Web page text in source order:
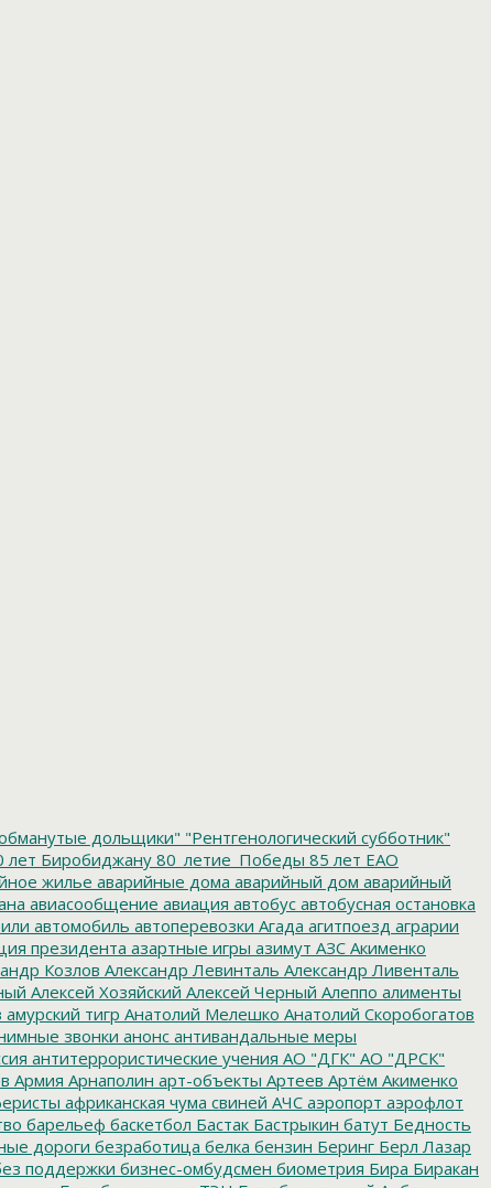
дольщики" "Рентгенологический субботник"
лет Биробиджану80_летие_Победы 85 лет ЕАО
жилье аварийные дома аварийный дом аварийный
авиасообщение авиация автобус автобусная остановка
автомобиль автоперевозки Агада агитпоезд аграрии
президента азартные игры азимут АЗС Акименко
Козлов Александр Левинталь Александр Ливенталь
Алексей Хозяйский Алексей Черный Алеппо алименты
амурский тигр Анатолий Мелешко Анатолий Скоробогатов
звонки анонс антивандальные меры
антитеррористические учения АО "ДГК" АО "ДРСК"
Армия Арнаполин арт-объекты Артеев Артём Акименко
африканская чума свиней АЧС аэропорт аэрофлот
барельеф баскетбол Бастак Бастрыкин батут Бедность
дороги безработица белка бензин Беринг Берл Лазар
поддержки бизнес-омбудсмен биометрия Бира Биракан